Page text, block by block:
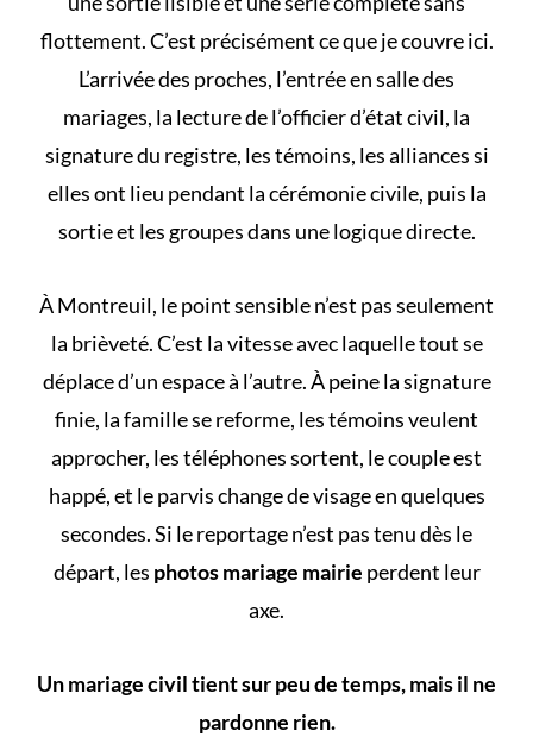
flottement. C’est précisément ce que je couvre ici.
L’arrivée des proches, l’entrée en salle des
mariages, la lecture de l’officier d’état civil, la
signature du registre, les témoins, les alliances si
elles ont lieu pendant la cérémonie civile, puis la
sortie et les groupes dans une logique directe.
À Montreuil, le point sensible n’est pas seulement
la brièveté. C’est la vitesse avec laquelle tout se
déplace d’un espace à l’autre. À peine la signature
finie, la famille se reforme, les témoins veulent
approcher, les téléphones sortent, le couple est
happé, et le parvis change de visage en quelques
secondes. Si le reportage n’est pas tenu dès le
départ, les photos mariage mairie perdent leur
axe.
Un mariage civil tient sur peu de temps, mais il ne
pardonne rien.